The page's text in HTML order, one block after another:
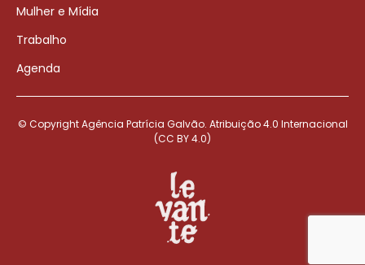
Mulher e Mídia
Trabalho
Agenda
© Copyright Agência Patrícia Galvão. Atribuição 4.0 Internacional
(CC BY 4.0)